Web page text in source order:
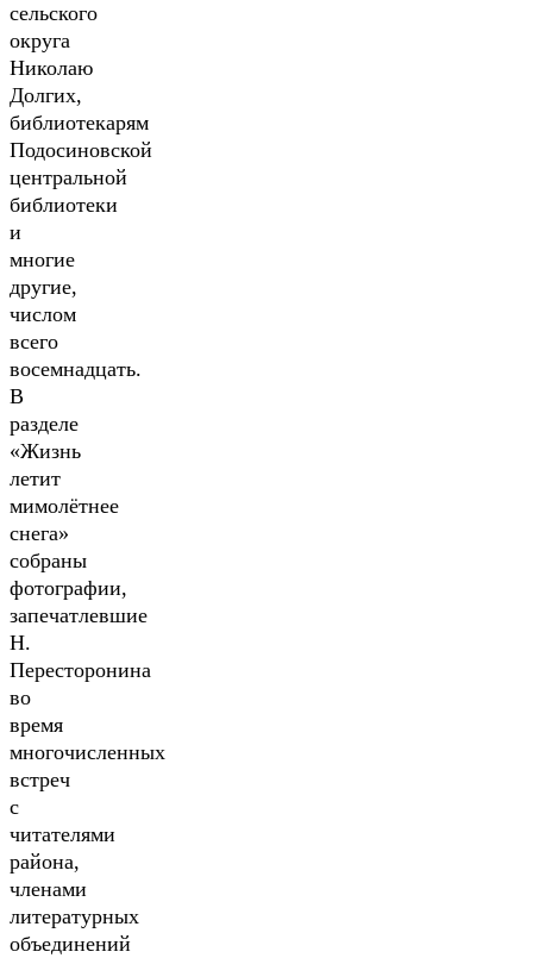
сельского
округа
Николаю
Долгих,
библиотекарям
Подосиновской
центральной
библиотеки
и
многие
другие,
числом
всего
восемнадцать.
В
разделе
«Жизнь
летит
мимолётнее
снега»
собраны
фотографии,
запечатлевшие
Н.
Пересторонина
во
время
многочисленных
встреч
с
читателями
района,
членами
литературных
объединений